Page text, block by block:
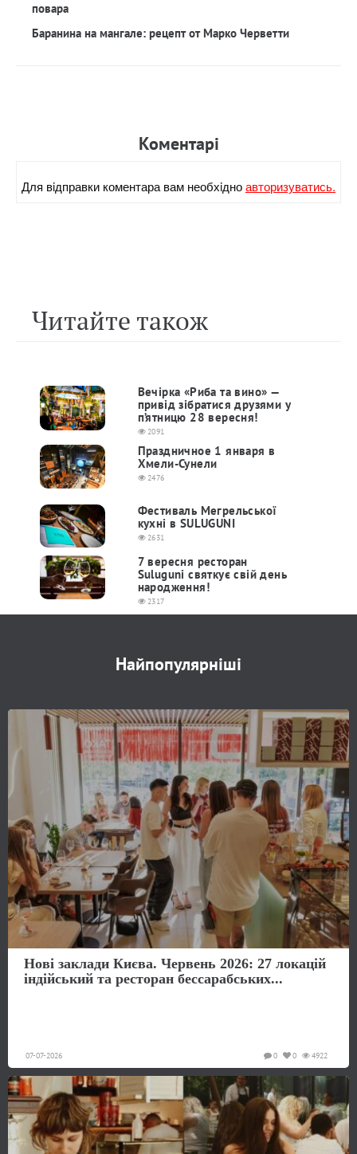
повара
Баранина на мангале: рецепт от Марко Черветти
Коментарi
Для вiдправки коментара вам необхiдноавторизуватись.
Читайте також
Вечірка «Риба та вино» —
привід зібратися друзями у
п’ятницю 28 вересня!
2091
Праздничное 1 января в
Хмели-Сунели
2476
Фестиваль Мегрельської
кухні в SULUGUNI
2631
7 вересня ресторан
Suluguni святкує свій день
народження!
2317
Найпопулярніші
Нові заклади Києва. Червень 2026: 27 локацій
індійський та ресторан бессарабських...
07-07-2026 4922
0
0